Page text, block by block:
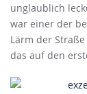
unglaublich
war einer der
Lärm der
das auf den